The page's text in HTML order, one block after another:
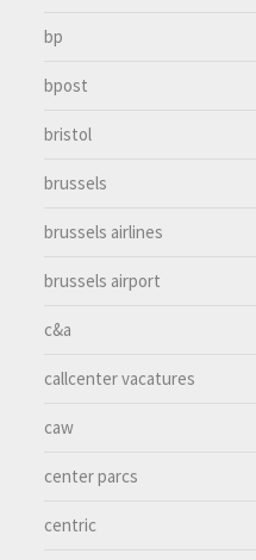
bp
bpost
bristol
brussels
brussels airlines
brussels airport
c&a
callcenter vacatures
caw
center parcs
centric